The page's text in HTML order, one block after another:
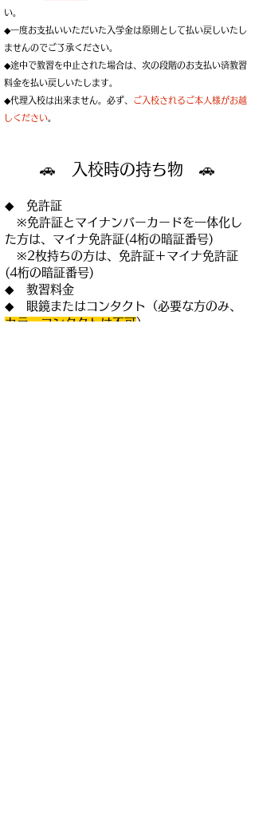
い。
◆一度お支払いいただいた入学金は原則として払い戻しいたし
ませんのでご了承ください。
◆途中で教習を中止された場合は、次の段階のお支払い済教習
料金を払い戻しいたします。
◆代理入校は出来ません。必ず、 ご入校されるご本人様がお越
しください
🚗 入校時の持ち物 🚗
◆ 免許証
※免許証とマイナンバーカードを一体化し
た方は、マイナ免許証(4桁の暗証番号)
※2枚持ちの方は、免許証＋マイナ免許証
(4桁の暗証番号)
◆ 教習料金
◆ 眼鏡またはコンタクト（必要な方のみ、
カラーコンタクトは不可）